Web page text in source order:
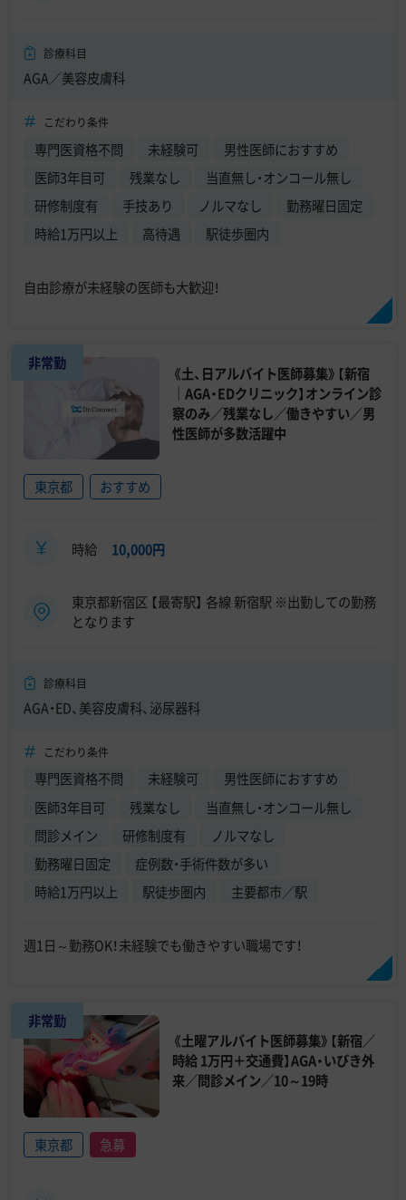
診療科目
AGA／美容皮膚科
こだわり条件
専門医資格不問 未経験可
男性医師におすすめ
医師3年目可
残業なし
当直無し・オンコール無し
研修制度有
手技あり ノルマなし
勤務曜日固定
時給1万円以上
高待遇 駅徒歩圏内
自由診療が未経験の医師も大歓迎！
非常勤
《土、日アルバイト医師募集》【新宿
｜AGA・EDクリニック】オンライン診
察のみ／残業なし／働きやすい／男
性医師が多数活躍中
東京都 おすすめ
時給 10,000円
東京都新宿区 【最寄駅】 各線 新宿駅 ※出勤しての勤務
となります
診療科目
AGA・ED、美容皮膚科、泌尿器科
こだわり条件
専門医資格不問 未経験可
男性医師におすすめ
医師3年目可
残業なし
当直無し・オンコール無し
問診メイン
研修制度有
ノルマなし
勤務曜日固定
症例数・手術件数が多い
時給1万円以上
駅徒歩圏内 主要都市／駅
週1日～勤務OK！未経験でも働きやすい職場です！
非常勤
《土曜アルバイト医師募集》【新宿／
時給 1万円＋交通費】AGA・いびき外
来／問診メイン／10～19時
東京都 急募